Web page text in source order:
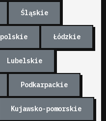
Śląskie
Łódzkie
Lubelskie
Podkarpackie
Kujawsko-pomorskie